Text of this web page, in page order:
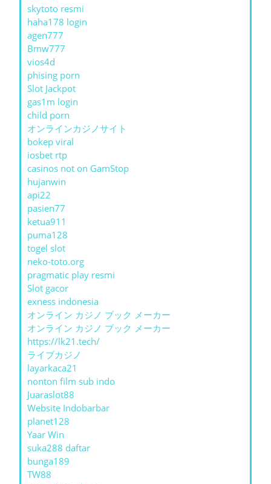
skytoto resmi
haha178 login
agen777
Bmw777
vios4d
phising porn
Slot Jackpot
gas1m login
child porn
オンラインカジノサイト
bokep viral
iosbet rtp
casinos not on GamStop
hujanwin
api22
pasien77
ketua911
puma128
togel slot
neko-toto.org
pragmatic play resmi
Slot gacor
exness indonesia
オンライン カジノ ブック メーカー
オンライン カジノ ブック メーカー
https://lk21.tech/
ライブカジノ
layarkaca21
nonton film sub indo
Juaraslot88
Website Indobarbar
planet128
Yaar Win
suka288 daftar
bunga189
TW88